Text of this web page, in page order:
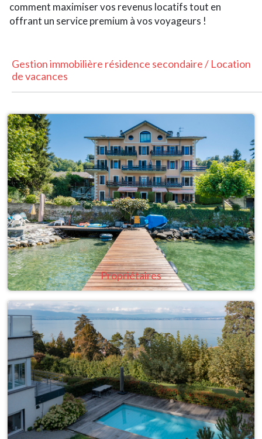
comment maximiser vos revenus locatifs tout en
offrant un service premium à vos voyageurs !
Gestion immobilière résidence secondaire / Location
de vacances
Propriétaires